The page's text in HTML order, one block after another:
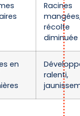
Racines
récolte
diminuée
en
ralenti,